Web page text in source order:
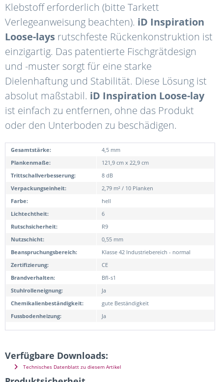
Klebstoff erforderlich (bitte Tarkett
Verlegeanweisung beachten). iD Inspiration
Loose-lays rutschfeste Rückenkonstruktion ist
einzigartig. Das patentierte Fischgrätdesign
und -muster sorgt für eine starke
Dielenhaftung und Stabilität. Diese Lösung ist
absolut maßstabil. iD Inspiration Loose-lay
ist einfach zu entfernen, ohne das Produkt
oder den Unterboden zu beschädigen.
Gesamtstärke:
4,5 mm
Plankenmaße:
121,9 cm x 22,9 cm
Trittschallverbesserung:
8 dB
Verpackungseinheit:
2,79 m² / 10 Planken
Farbe:
hell
Lichtechtheit:
6
Rutschsicherheit:
R9
Nutzschicht:
0,55 mm
Beanspruchungsbereich:
Klasse 42 Industriebereich - normal
Zertifizierung:
CE
Brandverhalten:
Bfl-s1
Stuhlrolleneignung:
Ja
Chemikalienbeständigkeit:
gute Beständigkeit
Fussbodenheizung:
Ja
Verfügbare Downloads:
Technisches Datenblatt zu diesem Artikel